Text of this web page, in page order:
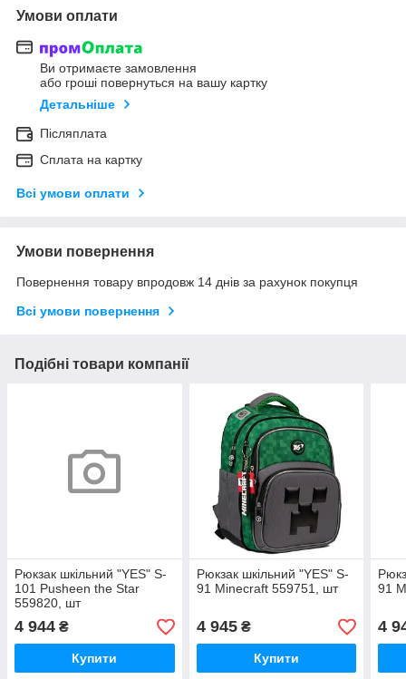
Умови оплати
Ви отримаєте замовлення
або гроші повернуться на вашу картку
Детальніше
Післяплата
Сплата на картку
Всі умови оплати
Умови повернення
Повернення товару впродовж 14 днів за рахунок покупця
Всі умови повернення
Подібні товари компанії
Рюкзак шкільний "YES" S-
101 Pusheen the Star
559820, шт
4 944 ₴
Купити
Рюкзак шкільний "YES" S-
91 Minecraft 559751, шт
4 945₴
Купити
91
4